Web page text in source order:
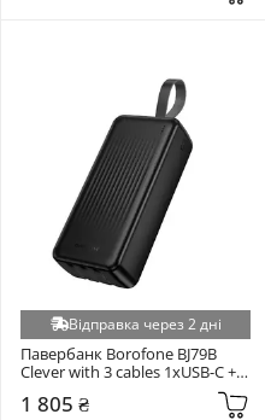
Відправка через 2 дні
Павербанк Borofone BJ79B
Clever with 3 cables 1xUSB-C +
1xUSB-A 10W 30000mAh Black
1 805 ₴